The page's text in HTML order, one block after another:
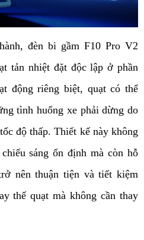
đèn bi gầm F10 Pro V2
tản nhiệt đặt độc lập ở phần
động riêng biệt, quạt có thể
tình huống xe phải dừng do
độ thấp. Thiết kế này không
sáng ổn định mà còn hỗ
nên thuận tiện và tiết kiệm
thế quạt mà không cần thay